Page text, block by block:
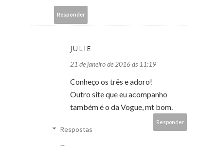
Responder
JULIE
21 de janeiro de 2016 às 11:19
Conheço os três e adoro!
Outro site que eu acompanho
também é o da Vogue, mt bom.
Responder
Respostas